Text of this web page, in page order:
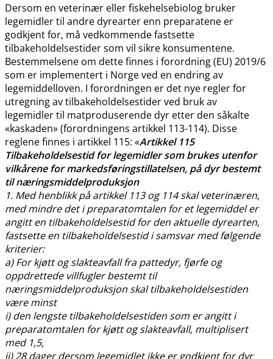
Dersom en veterinær eller fiskehelsebiolog bruker
legemidler til andre dyrearter enn preparatene er
godkjent for, må vedkommende fastsette
tilbakeholdelsestider som vil sikre konsumentene.
Bestemmelsene om dette finnes i forordning (EU) 2019/6
som er implementert i Norge ved en endring av
legemiddelloven. I forordningen er det nye regler for
utregning av tilbakeholdelsestider ved bruk av
legemidler til matproduserende dyr etter den såkalte
«kaskaden» (forordningens artikkel 113-114). Disse
reglene finnes i artikkel 115: «Artikkel 115
Tilbakeholdelsestid for legemidler som brukes utenfor
vilkårene for markedsføringstillatelsen, på dyr bestemt
til næringsmiddelproduksjon
1. Med henblikk på artikkel 113 og 114 skal veterinæren,
med mindre det i preparatomtalen for et legemiddel er
angitt en tilbakeholdelsestid for den aktuelle dyrearten,
fastsette en tilbakeholdelsestid i samsvar med følgende
kriterier:
a) For kjøtt og slakteavfall fra pattedyr, fjørfe og
oppdrettede villfugler bestemt til
næringsmiddelproduksjon skal tilbakeholdelsestiden
være minst
i) den lengste tilbakeholdelsestiden som er angitt i
preparatomtalen for kjøtt og slakteavfall, multiplisert
med 1,5,
ii) 28 dager dersom legemidlet ikke er godkjent for dyr